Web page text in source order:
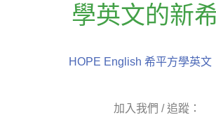
學英文的新
HOPE English 希平方學英文
加入我們 / 追蹤：